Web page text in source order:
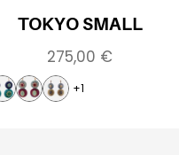
TOKYO SMALL
275,00 €
+1